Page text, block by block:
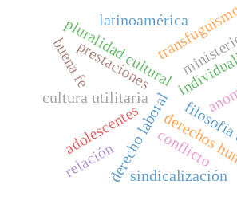
derecho laboralderechos
pluralidad cultural
cultura utilitaria
latinoamérica
conflicto
adolescentes
prestaciones
buena fe
sindicalización
relación